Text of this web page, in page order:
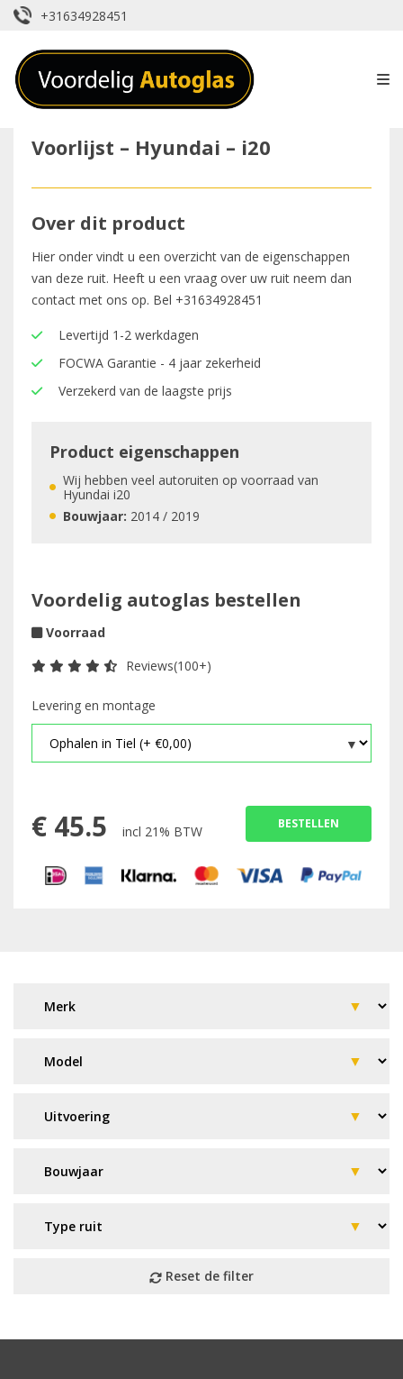
+31634928451
Voorlijst – Hyundai – i20
Over dit product
Hier onder vindt u een overzicht van de eigenschappen
van deze ruit. Heeft u een vraag over uw ruit neem dan
contact met ons op. Bel +31634928451
Levertijd 1-2 werkdagen
FOCWA Garantie - 4 jaar zekerheid
Verzekerd van de laagste prijs
Product eigenschappen
Wij hebben veel autoruiten op voorraad van
Hyundai i20
Bouwjaar: 2014 / 2019
Voordelig autoglas bestellen
Voorraad
Reviews(100+)
Levering en montage
€ 45.5 incl 21% BTW BESTELLEN